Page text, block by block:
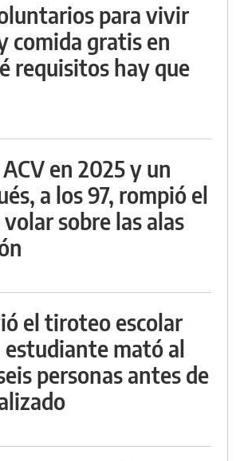
para vivir
comida gratis en
requisitos hay que
en 2025 y un
a los 97, rompió el
sobre las alas
el tiroteo escolar
estudiante mató al
personas antes de